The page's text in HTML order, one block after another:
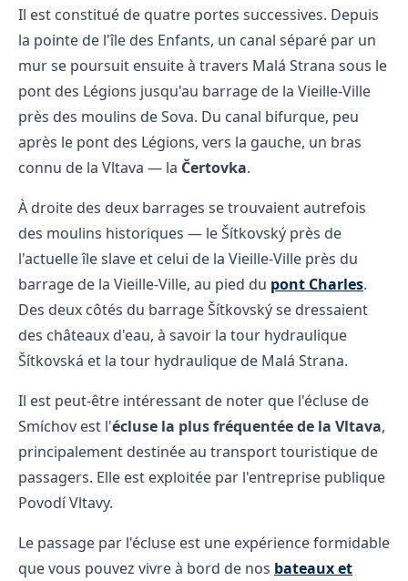
Il est constitué de quatre portes successives. Depuis
la pointe de l'île des Enfants, un canal séparé par un
mur se poursuit ensuite à travers Malá Strana sous le
pont des Légions jusqu'au barrage de la Vieille-Ville
près des moulins de Sova. Du canal bifurque, peu
après le pont des Légions, vers la gauche, un bras
connu de la Vltava — la Čertovka.
À droite des deux barrages se trouvaient autrefois
des moulins historiques — le Šítkovský près de
l'actuelle île slave et celui de la Vieille-Ville près du
barrage de la Vieille-Ville, au pied du pont Charles.
Des deux côtés du barrage Šítkovský se dressaient
des châteaux d'eau, à savoir la tour hydraulique
Šítkovská et la tour hydraulique de Malá Strana.
Il est peut-être intéressant de noter que l'écluse de
Smíchov est l'écluse la plus fréquentée de la Vltava,
principalement destinée au transport touristique de
passagers. Elle est exploitée par l'entreprise publique
Povodí Vltavy.
Le passage par l'écluse est une expérience formidable
que vous pouvez vivre à bord de nos bateaux et